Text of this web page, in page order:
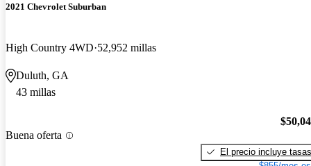
2021 Chevrolet Suburban
High Country 4WD 52,952 millas
Duluth, GA
43 millas
Buena oferta
El precio incluye tasas